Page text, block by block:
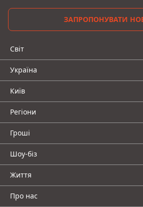
ЗАПРОПОНУВАТИ
Світ
Україна
Київ
Регіони
Гроші
Шоу-біз
Життя
Про нас